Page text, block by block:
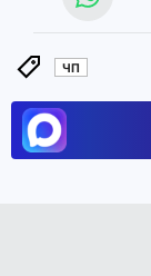
ЧП